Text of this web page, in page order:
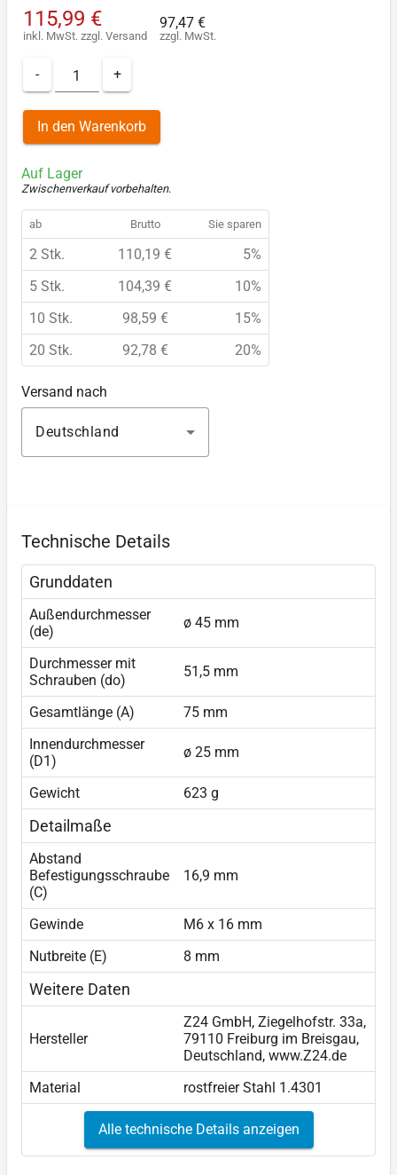
115,99 €
inkl. MwSt. zzgl. Versand
97,47 €
zzgl. MwSt.
- +
In den Warenkorb
Auf Lager
Zwischenverkauf vorbehalten.
ab Brutto Sie sparen
2 Stk. 110,19 €
5%
5 Stk.
104,39 €
10%
10 Stk.
98,59 €
15%
20 Stk.
92,78 € 20%
Versand nach
Deutschland
Technische Details
Grunddaten
Außendurchmesser
(de)
ø 45 mm
Durchmesser mit
Schrauben (do)
51,5 mm
Gesamtlänge (A)
75 mm
Innendurchmesser
(D1)
ø 25 mm
Gewicht 623 g
Detailmaße
Abstand
Befestigungsschraube
(C)
16,9 mm
Gewinde
M6 x 16 mm
Nutbreite (E)
8 mm
Weitere Daten
Hersteller
Z24 GmbH, Ziegelhofstr. 33a,
79110 Freiburg im Breisgau,
Deutschland, www.Z24.de
Material
rostfreier Stahl 1.4301
Alle technische Details anzeigen